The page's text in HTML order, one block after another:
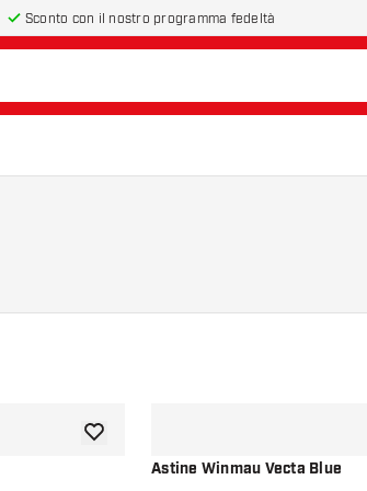
Sconto con il nostro programma fedeltà
aggiungi alla lista dei desideri
Astine Winmau Vecta Blue